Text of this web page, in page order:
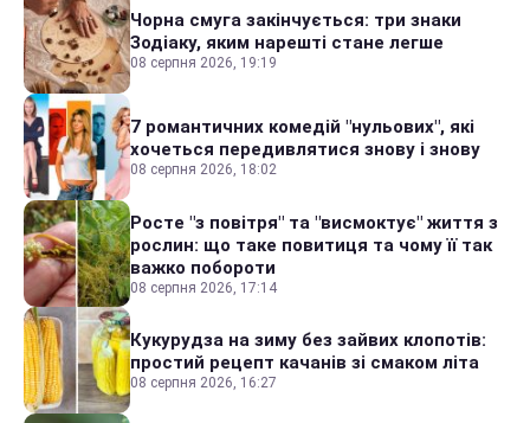
Чорна смуга закінчується: три знаки
Зодіаку, яким нарешті стане легше
08 серпня 2026, 19:19
7 романтичних комедій "нульових", які
хочеться передивлятися знову і знову
08 серпня 2026, 18:02
Росте "з повітря" та "висмоктує" життя з
рослин: що таке повитиця та чому її так
важко побороти
08 серпня 2026, 17:14
Кукурудза на зиму без зайвих клопотів:
простий рецепт качанів зі смаком літа
08 серпня 2026, 16:27